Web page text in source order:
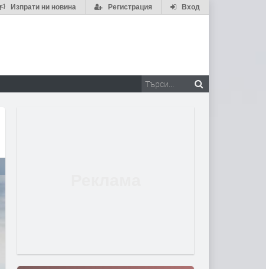
Вход
Регистрация
Изпрати ни новина